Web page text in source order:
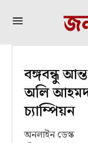
বঙ্গবন্ধু
অলি আহমদ
চ্যাম্পিয়ন
অনলাইন ডেস্ক